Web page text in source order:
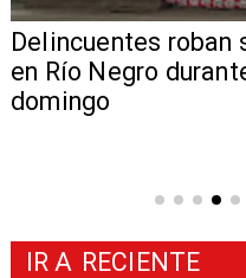
Delincuentes roban
en Río Negro
domingo
IR A RECIENTE